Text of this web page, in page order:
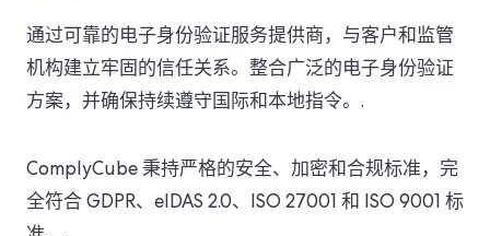
通过可靠的电子身份验证服务提供商，与客户和监管
机构建立牢固的信任关系。整合广泛的电子身份验证
方案，并确保持续遵守国际和本地指令。.
ComplyCube 秉持严格的安全、加密和合规标准，完
全符合 GDPR、eIDAS 2.0、ISO 27001 和 ISO 9001 标